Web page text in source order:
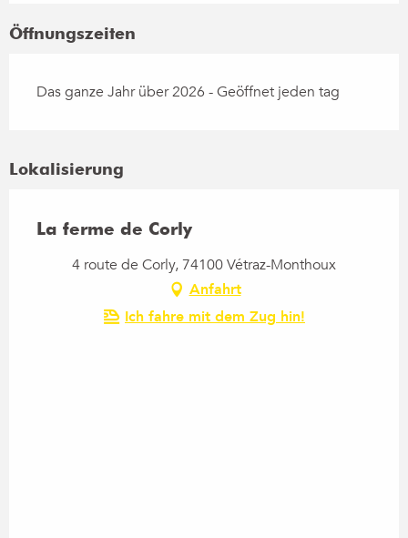
Öffnungszeiten
Das ganze Jahr über 2026 - Geöffnet jeden tag
Lokalisierung
La ferme de Corly
4 route de Corly, 74100 Vétraz-Monthoux
Anfahrt
Ich fahre mit dem Zug hin!